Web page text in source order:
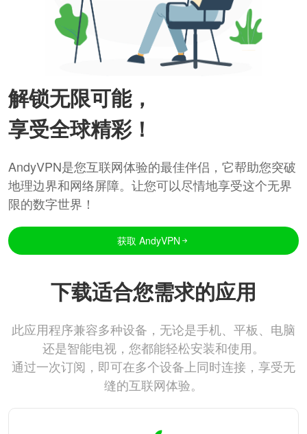
解锁无限可能，
享受全球精彩！
AndyVPN是您互联网体验的最佳伴侣，它帮助您突破
地理边界和网络屏障。让您可以尽情地享受这个无界
限的数字世界！
获取 AndyVPN
下载适合您需求的应用
此应用程序兼容多种设备，无论是手机、平板、电脑
还是智能电视，您都能轻松安装和使用。
通过一次订阅，即可在多个设备上同时连接，享受无
缝的互联网体验。